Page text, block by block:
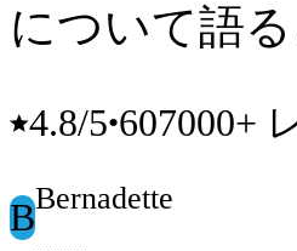
について語る
4.8/5•607000+
BBernadette